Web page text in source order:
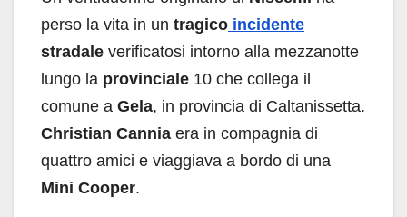
perso la vita in un tragico incidente
stradale verificatosi intorno alla mezzanotte
lungo la provinciale 10 che collega il
comune a Gela, in provincia di Caltanissetta.
Christian Cannia era in compagnia di
quattro amici e viaggiava a bordo di una
Mini Cooper.